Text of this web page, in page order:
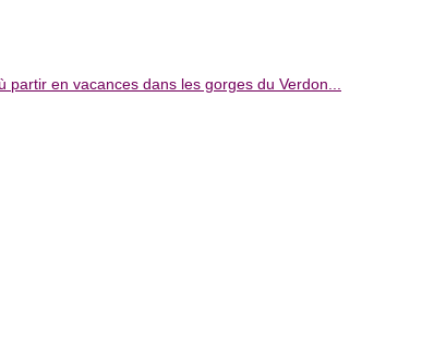
partir en vacances dans les gorges du Verdon...